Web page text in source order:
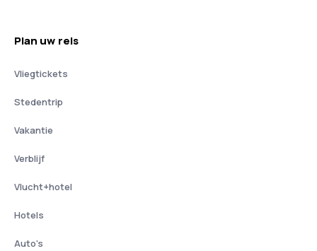
Plan uw reis
Vliegtickets
Stedentrip
Vakantie
Verblijf
Vlucht+hotel
Hotels
Auto's